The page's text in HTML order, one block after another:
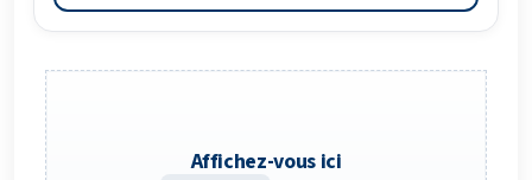
Affichez-vous ici